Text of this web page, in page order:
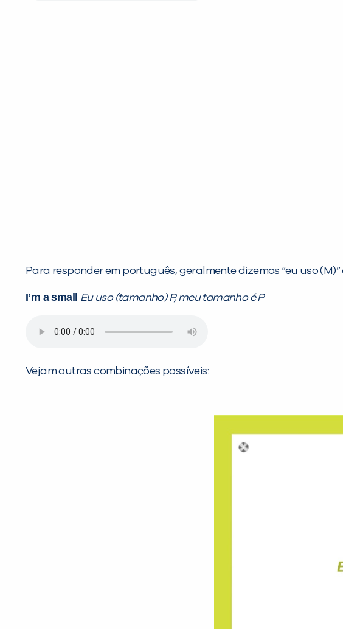
Para responder em português, geralmente dizemos “eu uso
I’m a small Eu uso (tamanho) P, meu tamanho é P
Vejam outras combinações possíveis: